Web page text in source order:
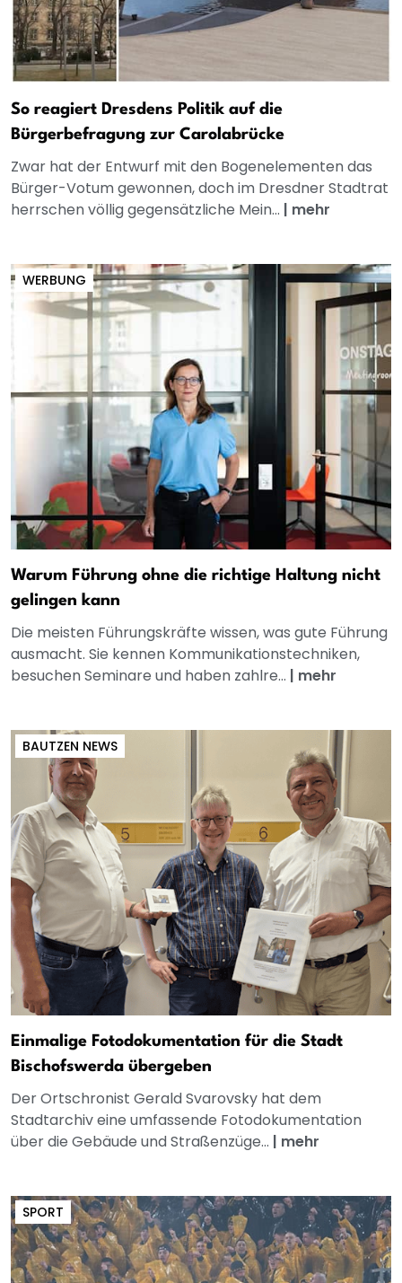
So reagiert Dresdens Politik auf die
Bürgerbefragung zur Carolabrücke
Zwar hat der Entwurf mit den Bogenelementen das
Bürger-Votum gewonnen, doch im Dresdner Stadtrat
herrschen völlig gegensätzliche Mein... | mehr
WERBUNG
Warum Führung ohne die richtige Haltung nicht
gelingen kann
Die meisten Führungskräfte wissen, was gute Führung
ausmacht. Sie kennen Kommunikationstechniken,
besuchen Seminare und haben zahlre... | mehr
BAUTZEN NEWS
Einmalige Fotodokumentation für die Stadt
Bischofswerda übergeben
Der Ortschronist Gerald Svarovsky hat dem
Stadtarchiv eine umfassende Fotodokumentation
über die Gebäude und Straßenzüge... | mehr
SPORT